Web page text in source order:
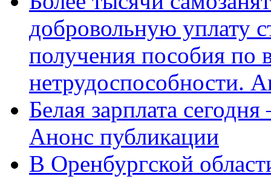
добровольную уплату
получения пособия по
нетрудоспособности.
Белая зарплата
Анонс публикации
В Оренбургской